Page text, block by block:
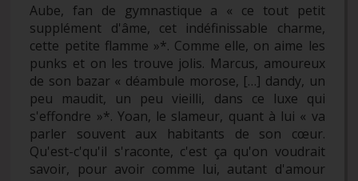
Aube, fan de gymnastique a « ce tout petit
supplément d'âme, cet indéfinissable charme,
cette petite flamme »*. Comme elle, on aime les
punks et on les trouve jolis. Marcus, amoureux
de son bazar « déambule morose, […] dandy, un
peu maudit, un peu vieilli, dans ce luxe qui
s'effondre »*. Yoan, le slameur, quant à lui « va
parler souvent aux habitants de son cœur.
Qu'est-c'qu'il s'raconte, c'est ça qu'on voudrait
savoir, pour avoir comme lui, autant d'amour